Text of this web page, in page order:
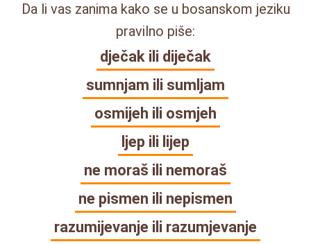
Da li vas zanima kako se u bosanskom jeziku
pravilno piše:
dječak ili diječak
sumnjam ili sumljam
osmijeh ili osmjeh
ljep ili lijep
ne moraš ili nemoraš
ne pismen ili nepismen
razumijevanje ili razumjevanje